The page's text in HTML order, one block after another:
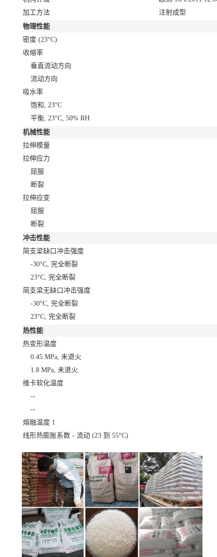
加工方法
注射成型
物理性能
密度 (23°C)
收缩率
垂直流动方向
流动方向
吸水率
饱和, 23°C
平衡, 23°C, 50% RH
机械性能
拉伸模量
拉伸应力
屈服
断裂
拉伸应变
屈服
断裂
冲击性能
简支梁缺口冲击强度
-30°C, 完全断裂
23°C, 完全断裂
简支梁无缺口冲击强度
-30°C, 完全断裂
23°C, 完全断裂
热性能
热变形温度
0.45 MPa, 未退火
1.8 MPa, 未退火
维卡软化温度
--
--
熔融温度 1
线形热膨胀系数 - 流动 (23 到 55°C)